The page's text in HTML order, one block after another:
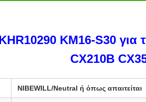
KM16-S30
CX210B
NIBEWILL/Neutral ή όπως απαιτείται